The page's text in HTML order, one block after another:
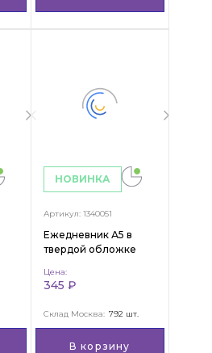
НОВИНКА
Артикул: 1340051
Ежедневник А5 в
твердой обложке
Цена:
345 ₽
Склад Москва: 792 шт.
В корзину